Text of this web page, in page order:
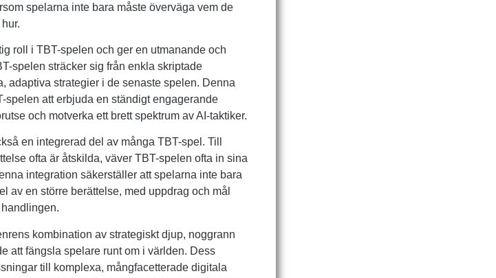
spelarna inte bara måste överväga vem de
roll i TBT-spelen och ger en utmanande och
spelen sträcker sig från enkla skriptade
adaptiva strategier i de senaste spelen. Denna
spelen att erbjuda en ständigt engagerande
och motverka ett brett spektrum av AI-taktiker.
en integrerad del av många TBT-spel. Till
ofta är åtskilda, väver TBT-spelen ofta in sina
integration säkerställer att spelarna inte bara
av en större berättelse, med uppdrag och mål
kombination av strategiskt djup, noggrann
att fängsla spelare runt om i världen. Dess
till komplexa, mångfacetterade digitala